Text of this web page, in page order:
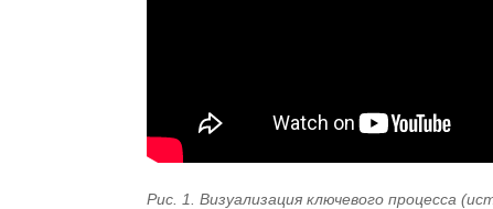
Рис. 1. Визуализация ключевого процесса